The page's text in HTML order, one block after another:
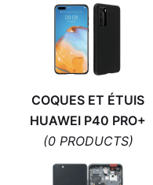
COQUES ET ÉTUIS
HUAWEI P40 PRO+
(0 PRODUCTS)